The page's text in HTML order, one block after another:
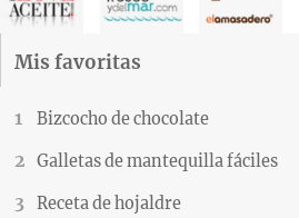
Mis favoritas
Bizcocho de chocolate
Galletas de mantequilla fáciles
Receta de hojaldre